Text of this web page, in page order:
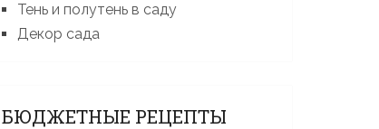
Тень и полутень в саду
Декор сада
БЮДЖЕТНЫЕ РЕЦЕПТЫ